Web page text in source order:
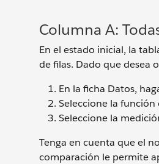
Columna A:
En el estado inicial, la
de filas. Dado que desea
En la ficha Datos,
Seleccione la función
Seleccione la
Tenga en cuenta que el
comparación le permite